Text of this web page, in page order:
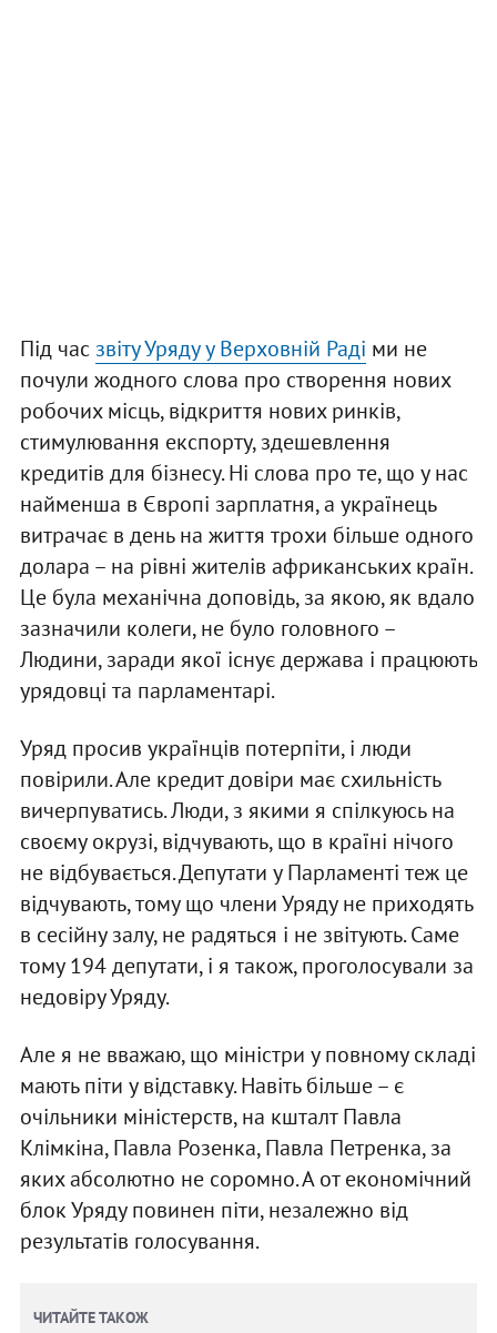
Під час звіту Уряду у Верховній Раді ми не
почули жодного слова про створення нових
робочих місць, відкриття нових ринків,
стимулювання експорту, здешевлення
кредитів для бізнесу. Ні слова про те, що у нас
найменша в Європі зарплатня, а українець
витрачає в день на життя трохи більше одного
долара – на рівні жителів африканських країн.
Це була механічна доповідь, за якою, як вдало
зазначили колеги, не було головного –
Людини, заради якої існує держава і працюють
урядовці та парламентарі.
Уряд просив українців потерпіти, і люди
повірили. Але кредит довіри має схильність
вичерпуватись. Люди, з якими я спілкуюсь на
своєму окрузі, відчувають, що в країні нічого
не відбувається. Депутати у Парламенті теж це
відчувають, тому що члени Уряду не приходять
в сесійну залу, не радяться і не звітують. Саме
тому 194 депутати, і я також, проголосували за
недовіру Уряду.
Але я не вважаю, що міністри у повному складі
мають піти у відставку. Навіть більше – є
очільники міністерств, на кшталт Павла
Клімкіна, Павла Розенка, Павла Петренка, за
яких абсолютно не соромно. А от економічний
блок Уряду повинен піти, незалежно від
результатів голосування.
ЧИТАЙТЕ ТАКОЖ